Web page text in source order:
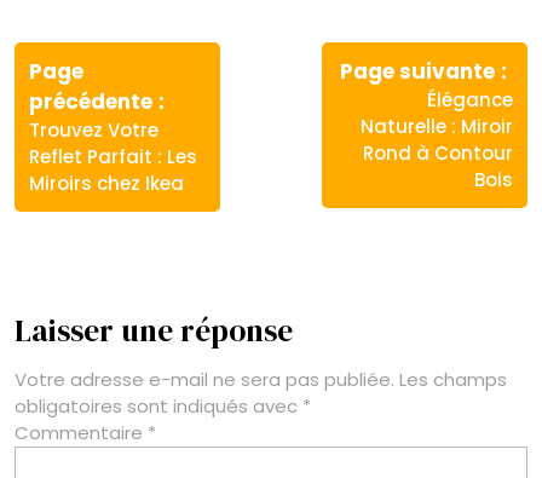
Navigation
de
l’article
Page
précédente
:
Trouvez Votre
Reflet Parfait : Les
Miroirs chez Ikea
Page suivante
Article
suivant
:
Élégance
Naturelle : Miroir
Rond à Contour
Bois
Laisser une réponse
Votre adresse e-mail ne sera pas publiée. Les champs
obligatoires sont indiqués avec *
Commentaire *